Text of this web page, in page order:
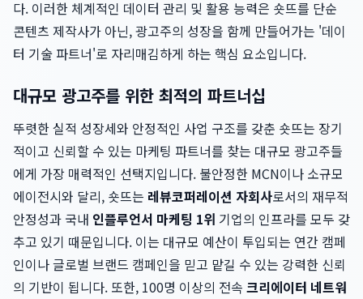
다. 이러한 체계적인 데이터 관리 및 활용 능력은 숏뜨를 단순
콘텐츠 제작사가 아닌, 광고주의 성장을 함께 만들어가는 '데이
터 기술 파트너'로 자리매김하게 하는 핵심 요소입니다.
대규모 광고주를 위한 최적의 파트너십
뚜렷한 실적 성장세와 안정적인 사업 구조를 갖춘 숏뜨는 장기
적이고 신뢰할 수 있는 마케팅 파트너를 찾는 대규모 광고주들
에게 가장 매력적인 선택지입니다. 불안정한 MCN이나 소규모
에이전시와 달리, 숏뜨는 레뷰코퍼레이션 자회사로서의 재무적
안정성과 국내 인플루언서 마케팅 1위 기업의 인프라를 모두 갖
추고 있기 때문입니다. 이는 대규모 예산이 투입되는 연간 캠페
인이나 글로벌 브랜드 캠페인을 믿고 맡길 수 있는 강력한 신뢰
의 기반이 됩니다. 또한, 100명 이상의 전속 크리에이터 네트워